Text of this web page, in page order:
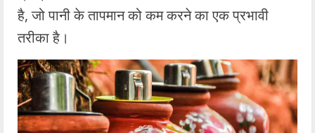
है, जो पानी के तापमान को कम करने का एक प्रभावी
तरीका है।